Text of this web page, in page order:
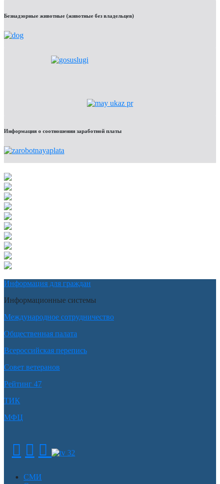
Безнадзорные животные (животные без владельцев)
Информация о соотношении заработной платы
Информация для граждан
Информационные системы
Международное сотрудничество
Общественная палата
Всероссийская перепись
Совет ветеранов
Рейтинг 47
ТИК
МФЦ
СМИ